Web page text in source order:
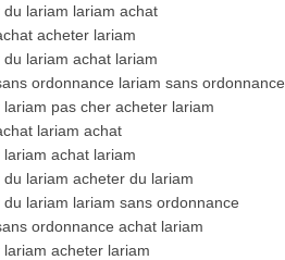
du lariam lariam achat
acheter lariam
du lariam achat lariam
ordonnance lariam sans ordonnance
lariam pas cher acheter lariam
lariam achat
lariam achat lariam
du lariam acheter du lariam
du lariam lariam sans ordonnance
ordonnance achat lariam
lariam acheter lariam